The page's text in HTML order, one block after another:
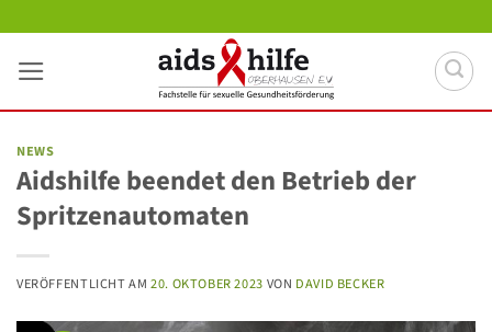
springen
NEWS
Aidshilfe beendet den Betrieb der
Spritzenautomaten
VERÖFFENTLICHT AM20. OKTOBER 2023 VON DAVID BECKER